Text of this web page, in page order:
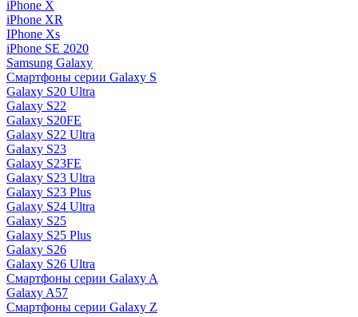
iPhone X
iPhone XR
IPhone Xs
iPhone SE 2020
Samsung Galaxy
Смартфоны серии Galaxy S
Galaxy S20 Ultra
Galaxy S22
Galaxy S20FE
Galaxy S22 Ultra
Galaxy S23
Galaxy S23FE
Galaxy S23 Ultra
Galaxy S23 Plus
Galaxy S24 Ultra
Galaxy S25
Galaxy S25 Plus
Galaxy S26
Galaxy S26 Ultra
Смартфоны серии Galaxy A
Galaxy A57
Смартфоны серии Galaxy Z